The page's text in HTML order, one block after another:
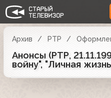
Архив РТР
Анонсы (РТР,
войну", "Личная